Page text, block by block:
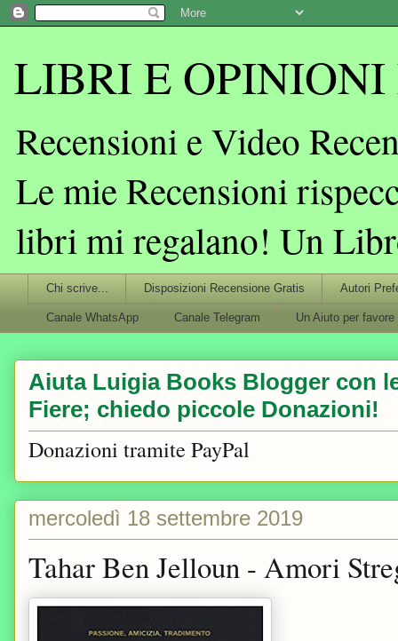
LIBRI E OPINIONI
Recensioni e Video
Le mie Recensioni
libri mi regalano! Un
Chi scrive... Disposizioni Recensione Gratis Autori
Canale WhatsApp Canale Telegram Un Aiuto per favore
Aiuta Luigia Books Blogger con
Fiere; chiedo piccole Donazioni!
Donazioni tramite PayPal
mercoledì 18 settembre 2019
Tahar Ben Jelloun - Amori